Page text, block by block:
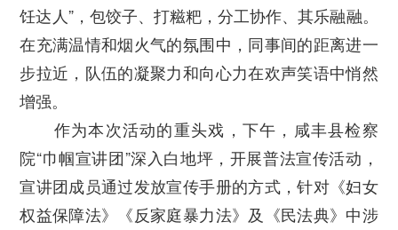
饪达人”，包饺子、打糍粑，分工协作、其乐融融。
在充满温情和烟火气的氛围中，同事间的距离进一
步拉近，队伍的凝聚力和向心力在欢声笑语中悄然
增强。
作为本次活动的重头戏，下午，咸丰县检察
院“巾帼宣讲团”深入白地坪，开展普法宣传活动，
宣讲团成员通过发放宣传手册的方式，针对《妇女
权益保障法》《反家庭暴力法》及《民法典》中涉